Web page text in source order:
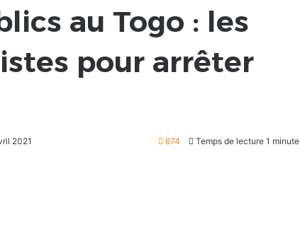
au Togo : les
pour arrêter
2021 674 Temps de lecture 1 minute